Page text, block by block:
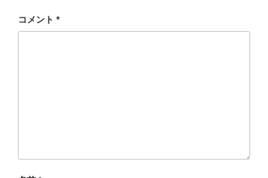
コメント *